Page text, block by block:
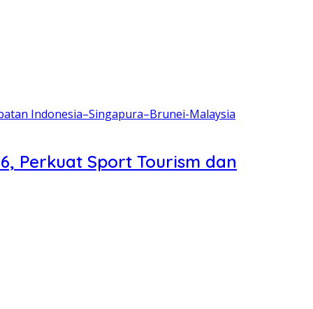
Perkuat Sport Tourism dan